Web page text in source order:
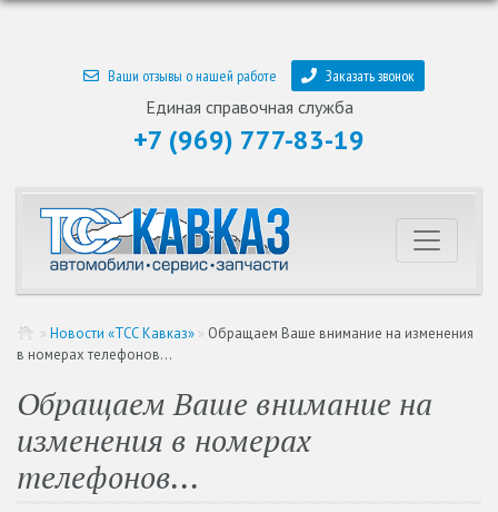
Ваши отзывы о нашей работе Заказать звонок
Единая справочная служба
+7 (969) 777-83-19
» Новости «ТСС Кавказ» » Обращаем Ваше внимание на изменения
в номерах телефонов...
Обращаем Ваше внимание на
изменения в номерах
телефонов...